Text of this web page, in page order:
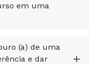
em uma
(a) de uma
e dar